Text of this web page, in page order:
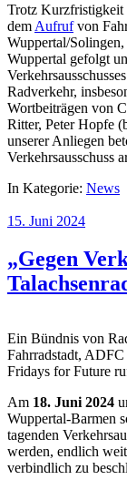
Trotz Kurzfristigkeit
dem Aufrufvon
Wuppertal/
Wuppertal gefolgt
Radverkehr,
Wortbeiträgen von
Ritter, Peter Hopfe
unserer Anliegen
Verkehrsausschuss
In Kategorie: News
15. Juni 2024
„Gegen
Ein Bündnis von
Fahrradstadt,
Fridays for Future
Am 18. Juni 2024
Wuppertal-Barmen
tagenden
werden, endlich
verbindlich zu